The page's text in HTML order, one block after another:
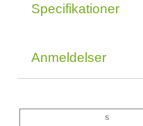
Specifikationer
Anmeldelser